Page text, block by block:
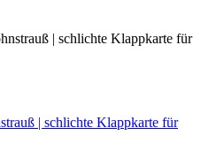
| schlichte Klappkarte für